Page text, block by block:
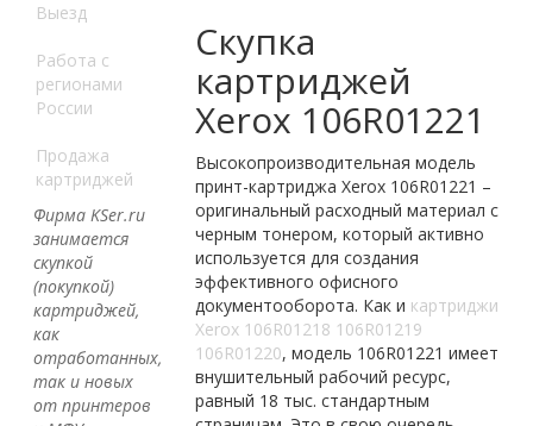
Выезд
Работа с
регионами
России
Продажа
картриджей
Фирма KSer.ru
занимается
скупкой
(покупкой)
картриджей,
как
отработанных,
так и новых
от принтеров
Скупка
картриджей
Xerox 106R01221
Высокопроизводительная модель
принт-картриджа Xerox 106R01221 –
оригинальный расходный материал с
черным тонером, который активно
используется для создания
эффективного офисного
документооборота. Как и картриджи
Xerox 106R01218 106R01219
106R01220, модель 106R01221 имеет
внушительный рабочий ресурс,
равный 18 тыс. стандартным